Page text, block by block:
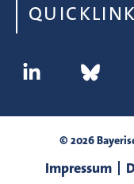
© 2026
Impressum